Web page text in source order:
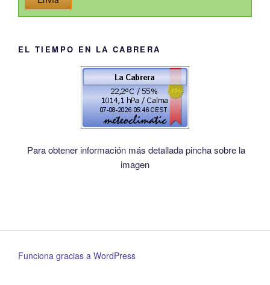
EL TIEMPO EN LA CABRERA
Para obtener información más detallada pincha sobre la
imagen
Funciona gracias a WordPress